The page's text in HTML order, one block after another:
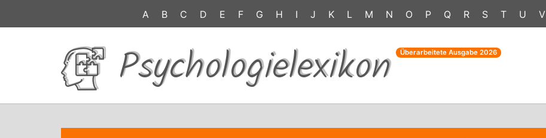
A B C D E F G H I J K L M N O P Q R S T U V
Psychologielexikon Überarbeitete Ausgabe 2026